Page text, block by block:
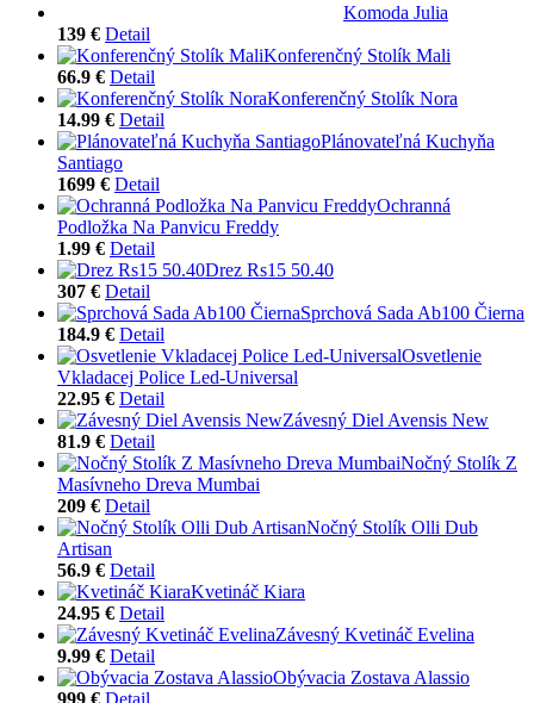
Komoda Julia
139 € Detail
Konferenčný Stolík Mali
66.9 € Detail
Konferenčný Stolík Nora
14.99 € Detail
Plánovateľná Kuchyňa
Santiago
1699 € Detail
Ochranná
Podložka Na Panvicu Freddy
1.99 € Detail
Drez Rs15 50.40
307 € Detail
Sprchová Sada Ab100 Čierna
184.9 € Detail
Osvetlenie
Vkladacej Police Led-Universal
22.95 € Detail
Závesný Diel Avensis New
81.9 € Detail
Nočný Stolík Z
Masívneho Dreva Mumbai
209 € Detail
Nočný Stolík Olli Dub
Artisan
56.9 € Detail
Kvetináč Kiara
24.95 € Detail
Závesný Kvetináč Evelina
9.99 € Detail
Obývacia Zostava Alassio
999 € Detail